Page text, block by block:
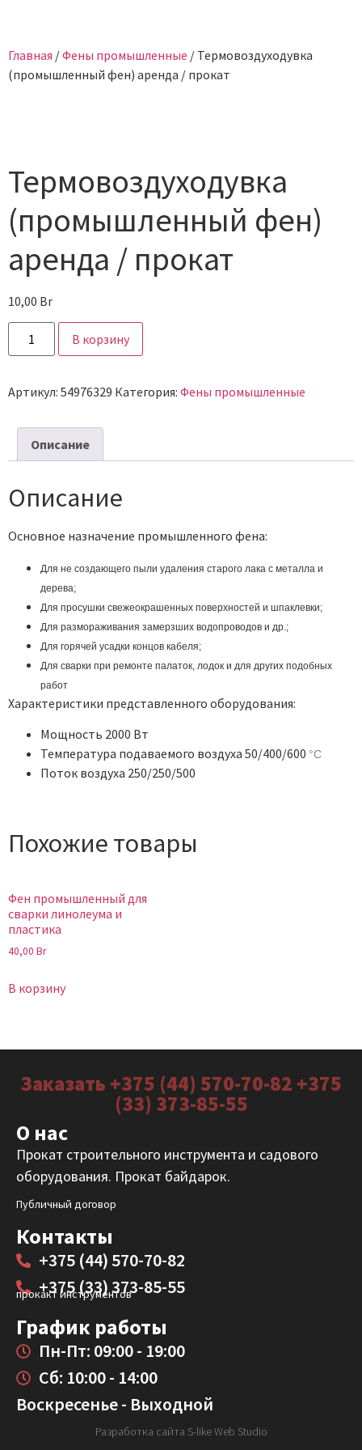
Главная /Фены промышленные / Термовоздуходувка
(промышленный фен) аренда / прокат
Термовоздуходувка
(промышленный фен)
аренда / прокат
10,00 Br
В корзину
Артикул: 54976329 Категория: Фены промышленные
Описание
Описание
Основное назначение промышленного фена:
Для не создающего пыли удаления старого лака с металла и
дерева;
Для просушки свежеокрашенных поверхностей и шпаклевки;
Для размораживания замерзших водопроводов и др.;
Для горячей усадки концов кабеля;
Для сварки при ремонте палаток, лодок и для других подобных
работ
Характеристики представленного оборудования:
Мощность 2000 Вт
Температура подаваемого воздуха 50/400/600 °C
Поток воздуха 250/250/500
Похожие товары
Фен промышленный для
сварки линолеума и
пластика
40,00 Br
В корзину
Заказать +375 (44) 570-70-82 +375
(33) 373-85-55
О нас
Прокат строительного инструмента и садового
оборудования. Прокат байдарок.
Публичный договор
Контакты
+375 (44) 570-70-82
+375 (33) 373-85-55
прокакт инструментов
График работы
Пн-Пт: 09:00 - 19:00
Сб: 10:00 - 14:00
Воскресенье - Выходной
Разработка сайта S-like Web Studio